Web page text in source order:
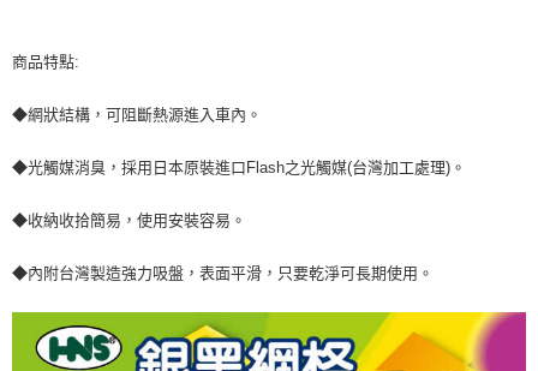
是否繳費成功／繳費後需取消欲退款等相關疑問，請聯繫「AFTEE先享後付
【注意事項】
易，需依本服務之必要範圍內提供個人資料，並將交易相關給付款項請求債
https://aftee.tw/terms/#terms3
「AFTEE先享後付」，若未經同意申辦者引起之損失，本公司不負相關責
４．使用「AFTEE先享後付」時，將依據個別帳號之用戶狀況，依本公司即
時審查核予不同之上限額度；若仍有額度不足之情形，本公司將視審查結果
請求用戶進行身份認證。
每筆NT$70，滿NT$490(含以上)免運費
7-11取貨付款 (運費70$)
每筆NT$70，滿NT$490(含以上)免運費
宅配寄送，滿490免運費(運費$70)
商品特點:
◆網狀結構，可阻斷熱源進入車內。
◆光觸媒消臭，採用日本原裝進口Flash之光觸媒(台灣加工處理)。
◆收納收拾簡易，使用安裝容易。
◆內附台灣製造強力吸盤，表面平滑，只要乾淨可長期使用。